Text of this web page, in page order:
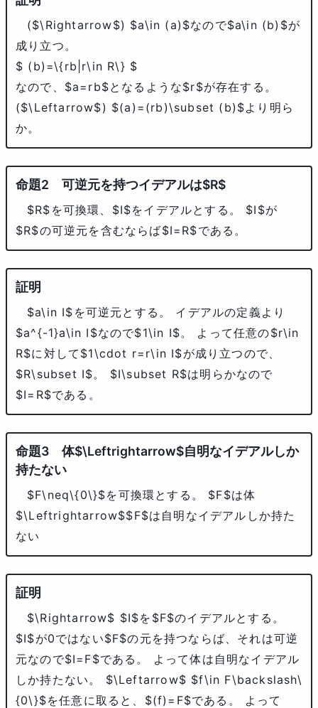
($\Rightarrow$) $a\in (a)$なので$a\in (b)$が
成り立つ。
$ (b)=\{rb|r\in R\} $
なので、 $a=rb$となるような$r$が存在する。
($\Leftarrow$) $(a)=(rb)\subset (b)$より明ら
か。
可逆元を持つイデアルは$R$
$R$ を可換環、 $I$をイデアルとする。 $I$が
$R$の可逆元を含むならば$I=R$である。
$a\in I$ を可逆元とする。 イデアルの定義より
$a^{-1}a\in I$なので$1\in I$。 よって任意の$r\in
R$に対して $1\cdot r=r\in I$が成り立つので、
$R\subset I$。 $I\subset R$は明らかなので
$I=R$である。
体$\Leftrightarrow$自明なイデアルしか
持たない
$F\neq\{0\}$を可換環とする。 $F$は体
$\Leftrightarrow$$F$は自明なイデアルしか持た
ない
$\Rightarrow$ $I$を $F$のイデアルとする。
$I$が0ではない$F$の元を持つならば、それは可逆
元なので$I=F$である。 よって体は自明なイデアル
しか持たない。 $\Leftarrow$ $f\in F\backslash\
{0\}$を任意に取ると、 $(f)=F$である。 よって